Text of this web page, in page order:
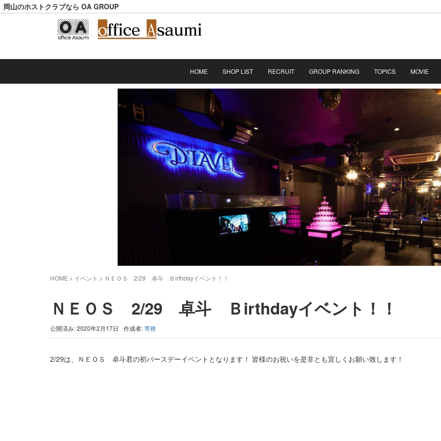
岡山のホストクラブなら OA GROUP
HOME SHOP LIST RECRUIT GROUP RANKING TOPICS MOVIE
HOME > イベント > ＮＥＯＳ 2/29 卓斗 Ｂirthdayイベント！！
ＮＥＯＳ 2/29 卓斗 Ｂirthdayイベント！！
公開済み: 2020年2月17日 作成者:専務
2/29は、ＮＥＯＳ 卓斗君の初バースデーイベントとなります！ 皆様のお祝いを是非とも宜しくお願い致します！